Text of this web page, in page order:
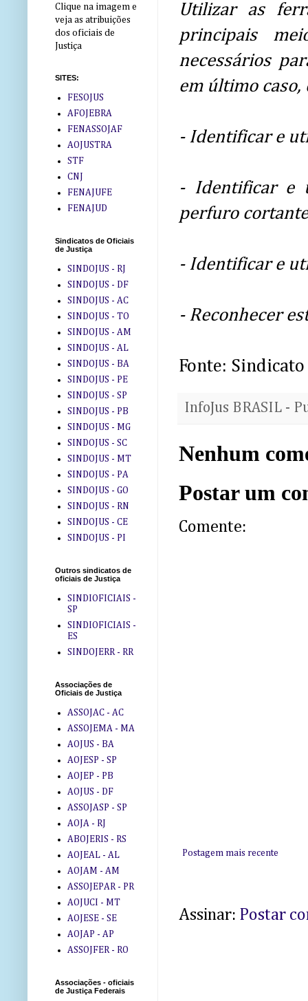
Utilizar as
principais
necessários
em último
- Identificar e
- Identificar e
perfuro
- Identificar e
- Reconhecer
Fonte:
InfoJus BRASIL -
Nenhum
Postar um
Comente:
Postagem mais recente
Assinar: Postar
Clique na imagem e
veja as atribuições
dos oficiais de
Justiça
SITES:
FESOJUS
AFOJEBRA
FENASSOJAF
AOJUSTRA
STF
CNJ
FENAJUFE
FENAJUD
Sindicatos de Oficiais
de Justiça
SINDOJUS - RJ
SINDOJUS - DF
SINDOJUS - AC
SINDOJUS - TO
SINDOJUS - AM
SINDOJUS - AL
SINDOJUS - BA
SINDOJUS - PE
SINDOJUS - SP
SINDOJUS - PB
SINDOJUS - MG
SINDOJUS - SC
SINDOJUS - MT
SINDOJUS - PA
SINDOJUS - GO
SINDOJUS - RN
SINDOJUS - CE
SINDOJUS - PI
Outros sindicatos de
oficiais de Justiça
SINDIOFICIAIS -
SP
SINDIOFICIAIS -
ES
SINDOJERR - RR
Associações de
Oficiais de Justiça
ASSOJAC - AC
ASSOJEMA - MA
AOJUS - BA
AOJESP - SP
AOJEP - PB
AOJUS - DF
ASSOJASP - SP
AOJA - RJ
ABOJERIS - RS
AOJEAL - AL
AOJAM - AM
ASSOJEPAR - PR
AOJUCI - MT
AOJESE - SE
AOJAP - AP
ASSOJFER - RO
Associações - oficiais
de Justiça Federais